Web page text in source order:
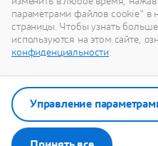
Стройте устойчивое
Отношения с
La Fondation
параметрами файлов cookie" в
страницы. Чтобы узнать
используются на этом сайте,
конфиденциальности.
Управление